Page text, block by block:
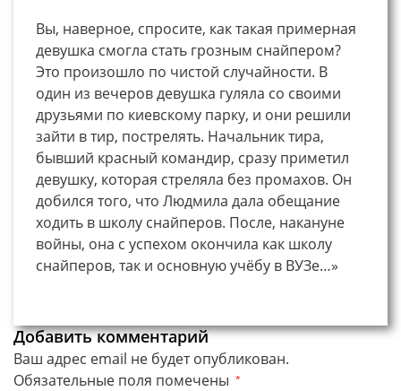
Вы, наверное, спросите, как такая примерная
девушка смогла стать грозным снайпером?
Это произошло по чистой случайности. В
один из вечеров девушка гуляла со своими
друзьями по киевскому парку, и они решили
зайти в тир, пострелять. Начальник тира,
бывший красный командир, сразу приметил
девушку, которая стреляла без промахов. Он
добился того, что Людмила дала обещание
ходить в школу снайперов. После, накануне
войны, она с успехом окончила как школу
снайперов, так и основную учёбу в ВУЗе…»
Добавить комментарий
Ваш адрес email не будет опубликован.
Обязательные поля помечены *